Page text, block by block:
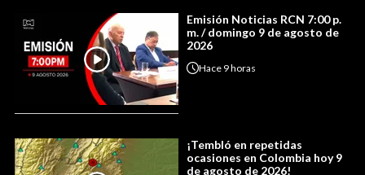
Emisión Noticias RCN 7:00 p.
m. / domingo 9 de agosto de
2026
Hace 9 horas
¡Tembló en repetidas
ocasiones en Colombia hoy 9
de agosto de 2026!